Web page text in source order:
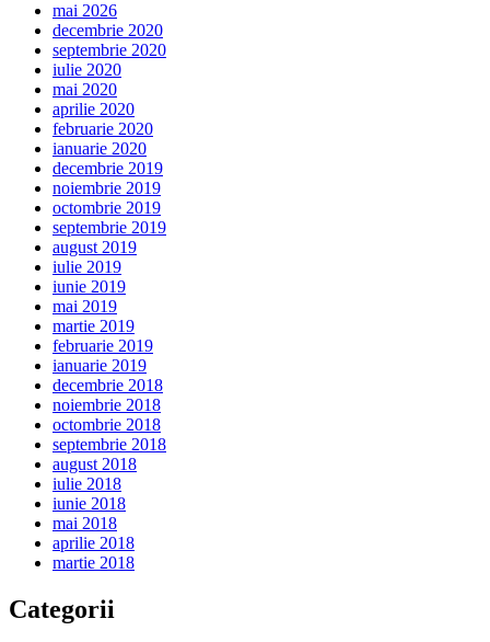
mai 2026
decembrie 2020
septembrie 2020
iulie 2020
mai 2020
aprilie 2020
februarie 2020
ianuarie 2020
decembrie 2019
noiembrie 2019
octombrie 2019
septembrie 2019
august 2019
iulie 2019
iunie 2019
mai 2019
martie 2019
februarie 2019
ianuarie 2019
decembrie 2018
noiembrie 2018
octombrie 2018
septembrie 2018
august 2018
iulie 2018
iunie 2018
mai 2018
aprilie 2018
martie 2018
Categorii